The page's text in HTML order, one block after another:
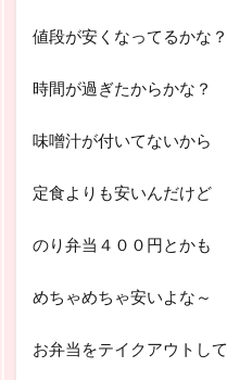
値段が安くなってるかな？
時間が過ぎたからかな？
味噌汁が付いてないから
定食よりも安いんだけど
のり弁当４００円とかも
めちゃめちゃ安いよな～
お弁当をテイクアウトして